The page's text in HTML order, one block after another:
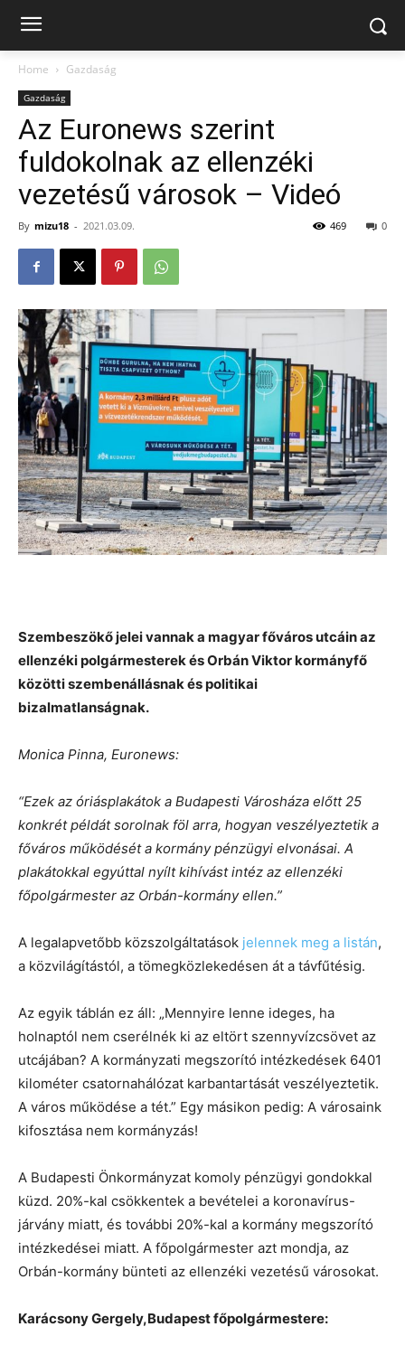
Home Gazdaság
Gazdaság
Az Euronews szerint
fuldokolnak az ellenzéki
vezetésű városok – Videó
By mizu18 - 2021.03.09. 0
469
Szembeszökő jelei vannak a magyar főváros utcáin az
ellenzéki polgármesterek és Orbán Viktor kormányfő
közötti szembenállásnak és politikai
bizalmatlanságnak.
Monica Pinna, Euronews:
“Ezek az óriásplakátok a Budapesti Városháza előtt 25
konkrét példát sorolnak föl arra, hogyan veszélyeztetik a
főváros működését a kormány pénzügyi elvonásai. A
plakátokkal egyúttal nyílt kihívást intéz az ellenzéki
főpolgármester az Orbán-kormány ellen.”
A legalapvetőbb közszolgáltatások jelennek meg a listán,
a közvilágítástól, a tömegközlekedésen át a távfűtésig.
Az egyik táblán ez áll: „Mennyire lenne ideges, ha
holnaptól nem cserélnék ki az eltört szennyvízcsövet az
utcájában? A kormányzati megszorító intézkedések 6401
kilométer csatornahálózat karbantartását veszélyeztetik.
A város működése a tét.” Egy másikon pedig: A városaink
kifosztása nem kormányzás!
A Budapesti Önkormányzat komoly pénzügyi gondokkal
küzd. 20%-kal csökkentek a bevételei a koronavírus-
járvány miatt, és további 20%-kal a kormány megszorító
intézkedései miatt. A főpolgármester azt mondja, az
Orbán-kormány bünteti az ellenzéki vezetésű városokat.
Karácsony Gergely,Budapest főpolgármestere: